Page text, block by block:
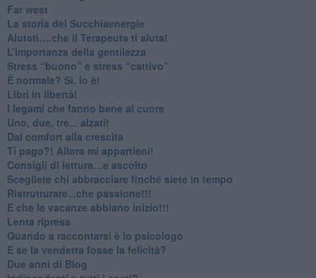
​Far west
​La storia dei Succhiaenergie
​Aiutati….che il Terapeuta ti aiuta!
​L’importanza della gentilezza
​Stress “buono” e stress “cattivo”
​È normale? Sì, lo è!
​Libri in libertà!
​I legami che fanno bene al cuore
Uno, due, tre... alzati!​
​Dal comfort alla crescita
​Ti pago?! Allora mi appartieni!​
​Consigli di lettura…e ascolto
​Scegliete chi abbracciare finché siete in tempo
​Ristrutturare...che passione!!!
​E che le vacanze abbiano inizio!!!
​Lenta ripresa
​Quando a raccontarsi è lo psicologo
​E se la vendetta fosse la felicità?
​Due anni di Blog